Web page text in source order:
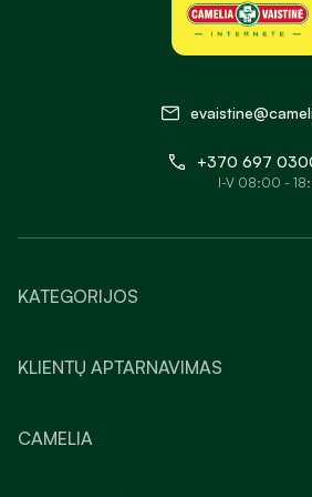
+370 697
I-V 08:00 -
KATEGORIJOS
KLIENTŲ APTARNAVIMAS
CAMELIA